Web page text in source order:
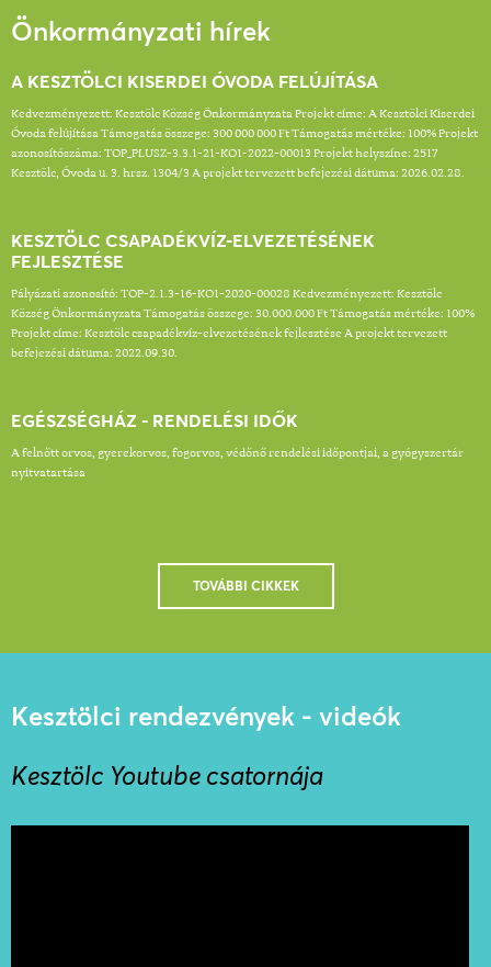
Önkormányzati hírek
A KESZTÖLCI KISERDEI ÓVODA FELÚJÍTÁSA
Kedvezményezett: Kesztölc Község Önkormányzata Projekt címe: A Kesztölci Kiserdei
Óvoda felújítása Támogatás összege: 300 000 000 Ft Támogatás mértéke: 100% Projekt
azonosítószáma: TOP_PLUSZ-3.3.1-21-KO1-2022-00013 Projekt helyszíne: 2517
Kesztölc, Óvoda u. 3. hrsz. 1304/3 A projekt tervezett befejezési dátuma: 2026.02.28.
KESZTÖLC CSAPADÉKVÍZ-ELVEZETÉSÉNEK
FEJLESZTÉSE
Pályázati azonosító: TOP-2.1.3-16-KO1-2020-00028 Kedvezményezett: Kesztölc
Község Önkormányzata Támogatás összege: 30.000.000 Ft Támogatás mértéke: 100%
Projekt címe: Kesztölc csapadékvíz-elvezetésének fejlesztése A projekt tervezett
befejezési dátuma: 2022.09.30.
EGÉSZSÉGHÁZ - RENDELÉSI IDŐK
A felnőtt orvos, gyerekorvos, fogorvos, védőnő rendelési időpontjai, a gyógyszertár
nyitvatartása
TOVÁBBI CIKKEK
Kesztölci rendezvények - videók
Kesztölc Youtube csatornája